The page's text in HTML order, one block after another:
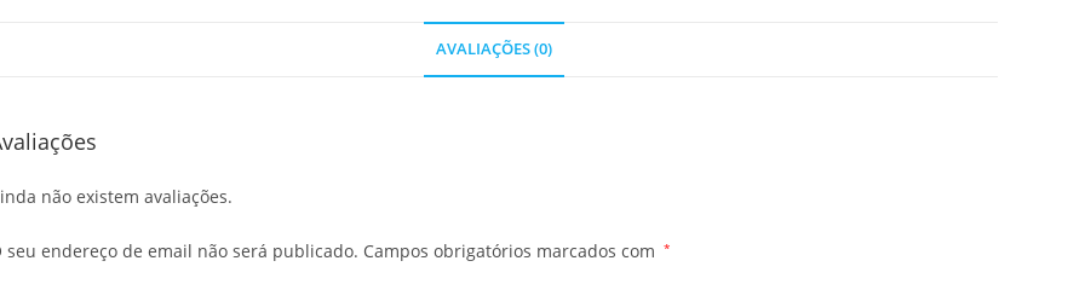
AVALIAÇÕES (0)
não existem avaliações.
seu endereço de email não será publicado. Campos obrigatórios marcados com *